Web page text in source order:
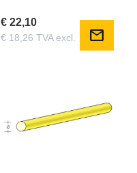
€ 22,10
€ 18,26 TVA excl. mail